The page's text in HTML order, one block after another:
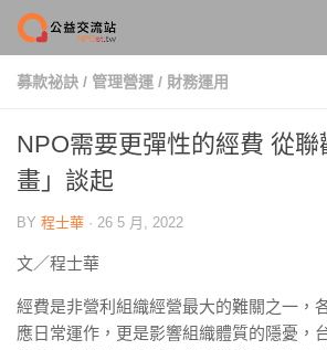
Skip to content
募款祕訣 / 管理營運 / 財務運用
NPO需要更彈性的經費 從聯
畫」談起
BY 程士華 · 26 5 月, 2022
文／程士華
經費是非營利組織經營最大的難關之一，
應日常運作，更是影響組織體質的隱憂，